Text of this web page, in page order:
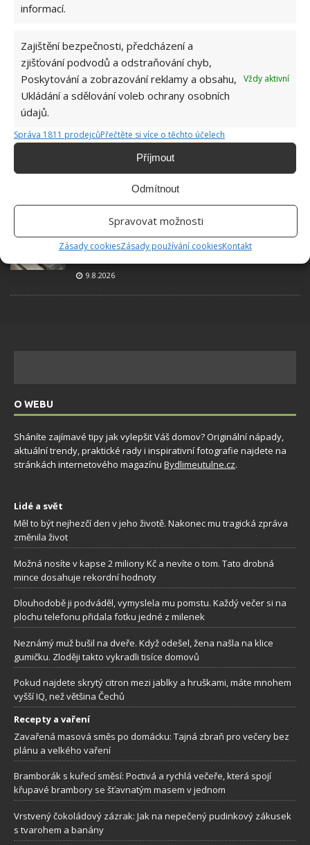
informací.
Zajištění bezpečnosti, předcházení a
zjišťování podvodů a odstraňování chyb,
Poskytování a zobrazování reklamy a obsahu,
Ukládání a sdělování voleb ochrany osobních
údajů.
Vždy aktivní
Správa 1811 prodejcůPřečtěte si více o těchto účelech
Příjmout
Odmítnout
Spravovat možnosti
Zásady cookiesZásady používání cookiesKontakt
ŽHAVÉ NOVINKY
Po ovocných muškách nezbyde ani stopa. Hravě
je odpudí i jablečný ocet a přípravek na mytí
nádobí
Díky chytrému zavlažovacímu systému bude o
zahrádku postaráno. Hlavní roli hrají plastové
Za tablety do myčky už v obchodě ani korunu.
Vyrobit si je doma zvládne každý a téměř
9.8.2026
O WEBU
Sháníte zajímavé tipy jak vylepšit Váš domov? Originální nápady,
aktuální trendy, praktické rady i inspirativní fotografie najdete na
stránkách internetového magazínu Bydlimeutulne.cz.
Lidé a svět
Měl to být nejhezčí den v jeho životě. Nakonec mu tragická zpráva
změnila život
Možná nosíte v kapse 2 miliony Kč a nevíte o tom. Tato drobná
mince dosahuje rekordní hodnoty
Dlouhodobě ji podváděl, vymyslela mu pomstu. Každý večer si na
plochu telefonu přidala fotku jedné z milenek
Neznámý muž bušil na dveře. Když odešel, žena našla na klice
gumičku. Zloději takto vykradli tisíce domovů
Pokud najdete skrytý citron mezi jablky a hruškami, máte mnohem
vyšší IQ, než většina Čechů
Recepty a vaření
Zavařená masová směs po domácku: Tajná zbraň pro večery bez
plánu a velkého vaření
Bramborák s kuřecí směsí: Poctivá a rychlá večeře, která spojí
křupavé brambory se šťavnatým masem v jednom
Vrstvený čokoládový zázrak: Jak na nepečený pudinkový zákusek
s tvarohem a banány